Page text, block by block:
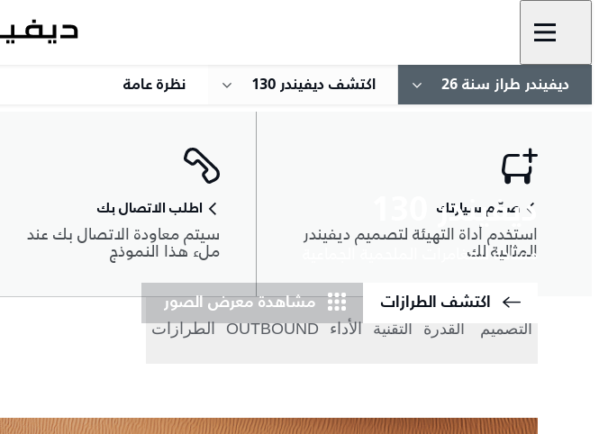
ديفيندر طراز سنة 26 اكتشف ديفيندر 130 نظرة عامة
ديفيندر 130
مساحة للمغامرات الملحمية الجماعية
اكتشف الطرازات مشاهدة معرض الصور
صمّم سيارتك
استخدم أداة التهيئة لتصميم ديفيندر
المثالية لك
اطلب الاتصال بك
سيتم معاودة الاتصال بك عند
ملء هذا النموذج
التصميم القدرة التقنية الأداء OUTBOUND الطرازات